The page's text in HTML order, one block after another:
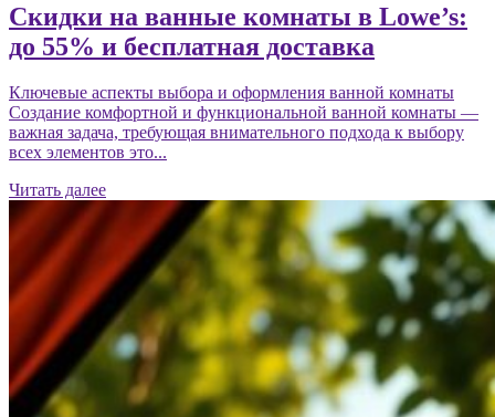
Скидки на ванные комнаты в Lowe’s:
до 55% и бесплатная доставка
Ключевые аспекты выбора и оформления ванной комнаты
Создание комфортной и функциональной ванной комнаты —
важная задача, требующая внимательного подхода к выбору
всех элементов это...
Читать далее